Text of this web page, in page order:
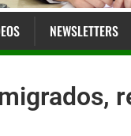
NEWSLETTERS